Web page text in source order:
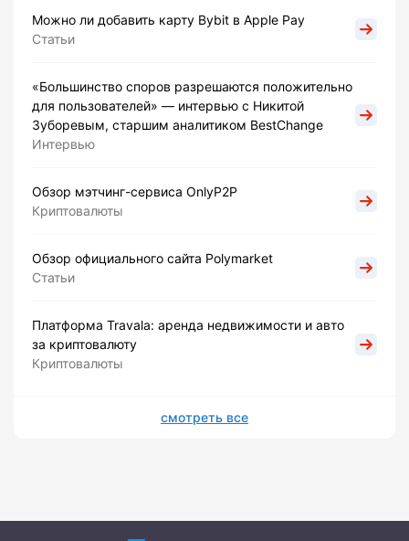
Можно ли добавить карту Bybit в Apple Pay
Статьи
«Большинство споров разрешаются положительно
для пользователей» — интервью с Никитой
Зуборевым, старшим аналитиком BestChange
Интервью
Обзор мэтчинг-сервиса OnlyP2P
Криптовалюты
Обзор официального сайта Polymarket
Статьи
Платформа Travala: аренда недвижимости и авто
за криптовалюту
Криптовалюты
смотреть все